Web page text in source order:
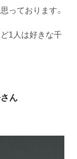
っております。
1人は好きな千
ん